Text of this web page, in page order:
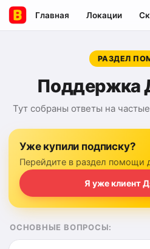
Главная Локации
РАЗДЕЛ
Поддержка
Тут собраны ответы на
Уже купили подписку?
Перейдите в раздел помощи
Я уже клиент
ОСНОВНЫЕ ВОПРОСЫ: